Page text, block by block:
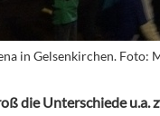
in Gelsenkirchen. Foto:
die Unterschiede u.a.